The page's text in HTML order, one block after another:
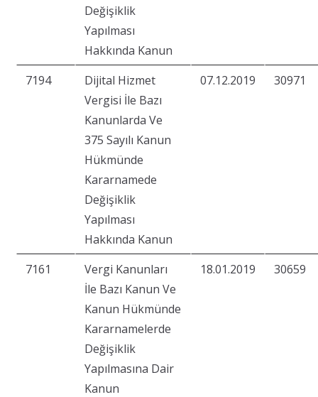
Değişiklik
Yapılması
Hakkında Kanun
7194
Dijital Hizmet
Vergisi İle Bazı
Kanunlarda Ve
375 Sayılı Kanun
Hükmünde
Kararnamede
Değişiklik
Yapılması
Hakkında Kanun
07.12.2019 30971
7161
Vergi Kanunları
İle Bazı Kanun Ve
Kanun Hükmünde
Kararnamelerde
Değişiklik
Yapılmasına Dair
Kanun
18.01.2019 30659